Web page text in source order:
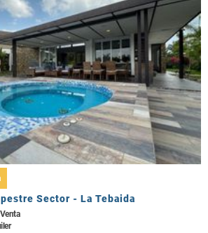
Sector - La Tebaida